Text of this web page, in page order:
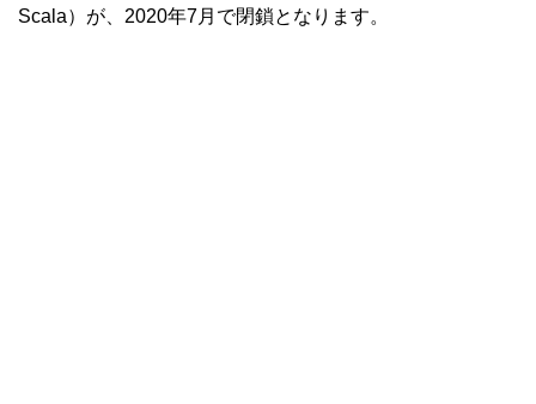
Scala）が、2020年7月で閉鎖となります。